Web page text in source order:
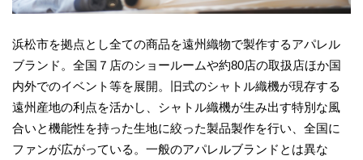
浜松市を拠点とし全ての商品を遠州織物で製作するアパレル
ブランド。全国７店のショールームや約80店の取扱店ほか国
内外でのイベント等を展開。旧式のシャトル織機が現存する
遠州産地の利点を活かし、シャトル織機が生み出す特別な風
合いと機能性を持った生地に絞った製品製作を行い、全国に
ファンが広がっている。一般のアパレルブランドとは異な